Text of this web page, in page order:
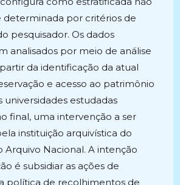
por critérios de
pesquisador. Os dados
analisados por meio de análise
da identificação da atual
e acesso ao patrimônio
universidades estudadas
final, uma intervenção a ser
instituição arquivística do
Arquivo Nacional. A intenção
é subsidiar as ações de
política de recolhimentos de